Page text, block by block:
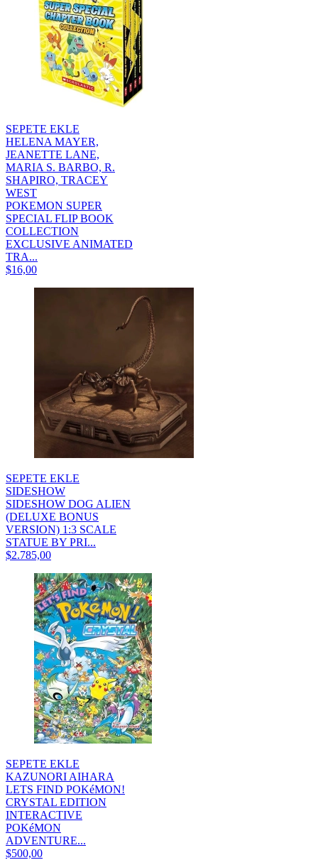
SEPETE EKLE
HELENA MAYER,
JEANETTE LANE,
MARIA S. BARBO, R.
SHAPIRO, TRACEY
WEST
POKEMON SUPER
SPECIAL FLIP BOOK
COLLECTION
EXCLUSIVE ANIMATED
TRA...
$16,00
SEPETE EKLE
SIDESHOW
SIDESHOW DOG ALIEN
(DELUXE BONUS
VERSION) 1:3 SCALE
STATUE BY PRI...
$2.785,00
SEPETE EKLE
KAZUNORI AIHARA
LETS FIND POKéMON!
CRYSTAL EDITION
INTERACTIVE
POKéMON
ADVENTURE...
$500,00